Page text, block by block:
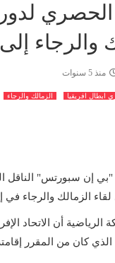
الحصري
إلى 31 أكتوبر
منذ 5 سنوات
ابطال افريقيا الزمالك والرجاء
إن سبورتس" الناقل
الزمالك والرجاء
الرياضية أن الاتحاد
الذي كان من المقرر